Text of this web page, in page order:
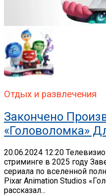
Отдых и развлечения
Закончено
«Головоломка»
20.06.2024 12:20
стриминге в 2025 году
сериала по вселенной
Pixar Animation Studios
рассказал...